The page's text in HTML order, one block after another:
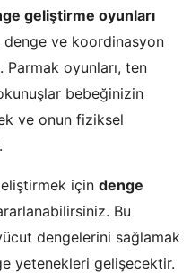
geliştirme oyunları
denge ve koordinasyon
oyunları, ten
bebeğinizin
ve onun fiziksel
için denge
Bu
dengelerini sağlamak
yetenekleri gelişecektir.